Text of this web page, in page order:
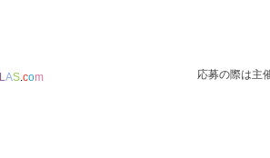
LAS.com 応募の際は主